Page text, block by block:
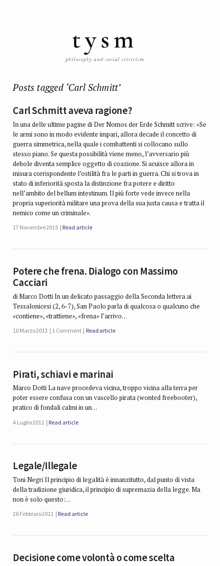
Posts tagged ‘Carl Schmitt’
Carl Schmitt aveva ragione?
In una delle ultime pagine di Der Nomos der Erde Schmitt scrive: «Se
le armi sono in modo evidente impari, allora decade il concetto di
guerra simmetrica, nella quale i combattenti si collocano sullo
stesso piano. Se questa possibilità viene meno, l’avversario più
debole diventa semplice oggetto di coazione. Si acuisce allora in
misura corrispondente l’ostilità fra le parti in guerra. Chi si trova in
stato di inferiorità sposta la distinzione fra potere e diritto
nell’ambito del bellum intestinum. Il più forte vede invece nella
propria superiorità militare una prova della sua justa causa e tratta il
nemico come un criminale».
17 Novembre 2015 Read article
Potere che frena. Dialogo con Massimo
Cacciari
di Marco Dotti In un delicato passaggio della Seconda lettera ai
Tessalonicesi (2, 6-7), San Paolo parla di qualcosa o qualcuno che
«contiene», «trattiene», «frena» l’arrivo…
10 Marzo 2013 1 Comment Read article
Pirati, schiavi e marinai
Marco Dotti La nave procedeva vicina, troppo vicina alla terra per
poter essere confusa con un vascello pirata (wonted freebooter),
pratico di fondali calmi in un…
4 Luglio 2011 Read article
Legale/Illegale
Toni Negri Il principio di legalità è innanzitutto, dal punto di vista
della tradizione giuridica, il principio di supre­mazia della legge. Ma
non è solo questo:…
26 Febbraio 2011 Read article
Decisione come volontà o come scelta